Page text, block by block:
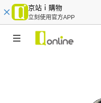
京站ｉ購物
立刻使用官方APP